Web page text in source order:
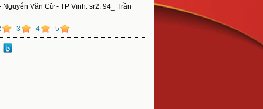
Văn Cừ - TP Vinh. sr2: 94_ Trần
3 4 5